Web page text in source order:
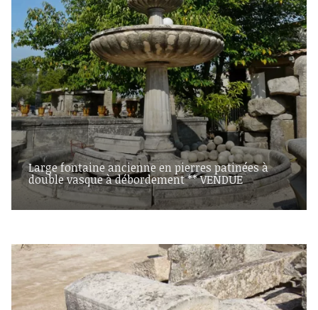
Large fontaine ancienne en pierres patinées à
double vasque à débordement ** VENDUE